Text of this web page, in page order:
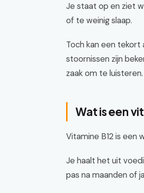
Je staat op en ziet
of te weinig slaap.
Toch kan een tekort
stoornissen zijn
zaak om te luisteren.
Wat is een
Vitamine B12 is een
Je haalt het uit
pas na maanden of